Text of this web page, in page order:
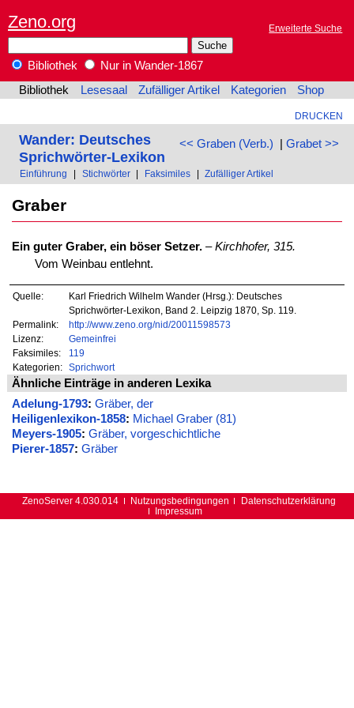
Zeno.org Erweiterte Suche
Bibliothek
Nur in Wander-1867
Bibliothek
Lesesaal Zufälliger Artikel Kategorien Shop
DRUCKEN
<< Graben (Verb.) | Grabet >>
Wander: Deutsches
Sprichwörter-Lexikon
Einführung Stichwörter Faksimiles Zufälliger Artikel
Graber
Ein guter Graber, ein böser Setzer.–Kirchhofer, 315.
Vom Weinbau entlehnt.
Quelle:
Karl Friedrich Wilhelm Wander (Hrsg.): Deutsches
Sprichwörter-Lexikon, Band 2. Leipzig 1870, Sp. 119.
Permalink:
http://www.zeno.org/nid/20011598573
Lizenz:
Gemeinfrei
Faksimiles:
119
Kategorien:
Sprichwort
Ähnliche Einträge in anderen Lexika
Adelung-1793: Gräber, der
Heiligenlexikon-1858: Michael Graber (81)
Meyers-1905: Gräber, vorgeschichtliche
Pierer-1857: Gräber
ZenoServer 4.030.014 Nutzungsbedingungen
Datenschutzerklärung
Impressum